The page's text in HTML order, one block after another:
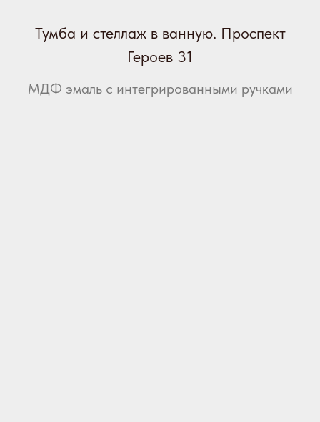
Тумба и стеллаж в ванную. Проспект
Героев 31
МДФ эмаль с интегрированными ручками